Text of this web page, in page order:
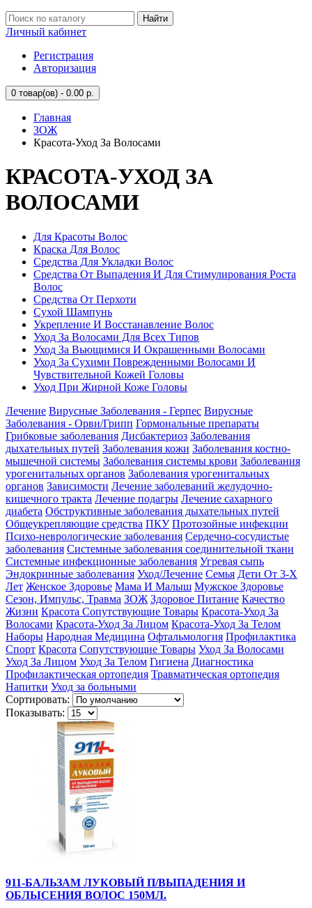
Найти
Личный кабинет
Регистрация
Авторизация
0 товар(ов) - 0.00 р.
Главная
ЗОЖ
Красота-Уход За Волосами
КРАСОТА-УХОД ЗА
ВОЛОСАМИ
Для Красоты Волос
Краска Для Волос
Средства Для Укладки Волос
Средства От Выпадения И Для Стимулирования Роста
Волос
Средства От Перхоти
Сухой Шампунь
Укрепление И Восстанавление Волос
Уход За Волосами Для Всех Типов
Уход За Вьющимися И Окрашенными Волосами
Уход За Сухими Поврежденными Волосами И
Чувствительной Кожей Головы
Уход При Жирной Коже Головы
Лечение Вирусные Заболевания - Герпес Вирусные
Заболевания - Орви/Грипп Гормональные препараты
Грибковые заболевания Дисбактериоз Заболевания
дыхательных путей Заболевания кожи Заболевания костно-
мышечной системы Заболевания системы крови Заболевания
урогенитальных органов Заболевания урогенитальных
органов Зависимости Лечение заболеваний желудочно-
кишечного тракта Лечение подагры Лечение сахарного
диабета Обструктивные заболевания дыхательных путей
Общеукрепляющие средства ПКУ Протозойные инфекции
Психо-неврологические заболевания Сердечно-сосудистые
заболевания Системные заболевания соединительной ткани
Системные инфекционные заболевания Угревая сыпь
Эндокринные заболевания Уход/Лечение Семья Дети От 3-Х
Лет Женское Здоровье Мама И Малыш Мужское Здоровье
Сезон, Импульс, Травма ЗОЖ Здоровое Питание Качество
Жизни Красота Сопутствующие Товары Красота-Уход За
Волосами Красота-Уход За Лицом Красота-Уход За Телом
Наборы Народная Медицина Офтальмология Профилактика
Спорт Красота Сопутствующие Товары Уход За Волосами
Уход За Лицом Уход За Телом Гигиена Диагностика
Профилактическая ортопедия Травматическая ортопедия
Напитки Уход за больными
Сортировать:
Показывать:
911-БАЛЬЗАМ ЛУКОВЫЙ П/ВЫПАДЕНИЯ И
ОБЛЫСЕНИЯ ВОЛОС 150МЛ.